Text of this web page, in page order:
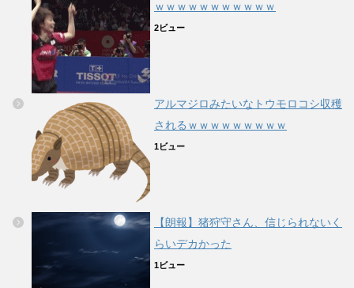
ｗｗｗｗｗｗｗｗｗｗｗ
2ビュー
アルマジロみたいなトウモロコシ収穫
されるｗｗｗｗｗｗｗｗｗ
1ビュー
【朗報】猪狩守さん、信じられないく
らいデカかった
1ビュー